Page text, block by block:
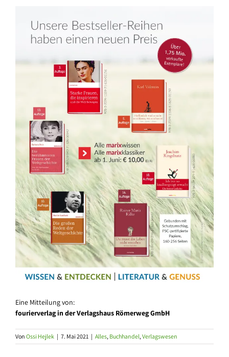
Eine Mitteilung von:
fourierverlag in derVerlagshaus Römerweg GmbH
Von Ossi Hejlek | 7. Mai 2021 | Alles, Buchhandel,Verlagswesen